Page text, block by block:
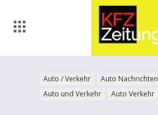
Auto / Verkehr
Auto Nachrichten
Auto und Verkehr
Auto Verkehr